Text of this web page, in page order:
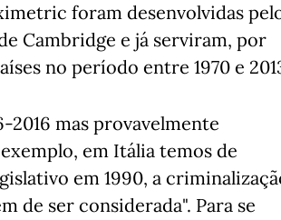
foram desenvolvidas
Cambridge e já serviram, por
no período entre 1970 e
2016 mas provavelmente
em Itália temos de
em 1990, a
de ser considerada". Para se